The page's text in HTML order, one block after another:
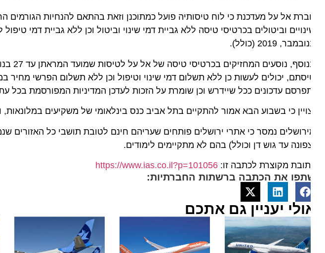
אל על מעדכנת כי לוח טיסותיה פועל כמתוכנן וזאת בהתאם להנחיות הגורמים
2019 (כולל).
יכולים לעשות כן ללא תשלום דמי שינוי וטיפול וכן ללא תשלום הפרשי מחיר
עדכונים ככל שיידרש וכן שומרת על הזכות לעדכן המדיניות המפורסמת בכל עת.
כי בשבוע הבא אמור להתקיים בתל אביב כנס בינלאומי של משקיעים במלונאות, ויש
נמסר כי אתרי ירושלים פותחים שעריהם חינם לטובת תושבי כל האזורים
עד גוש דן וכולל) בהם לא מתקיימים לימודים.
מקוצרת לכתבה זו:https://www.ias.co.il?p=101056
את הכתבה ברשתות החברתיות:
יעניין גם אתכם